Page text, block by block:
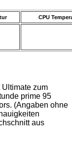
CPU
zum
prime 95
(Angaben ohne
aus